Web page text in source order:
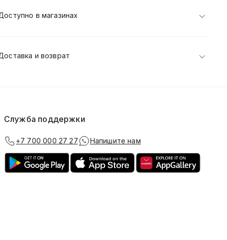
в магазинах
и возврат
Служба поддержки
+7 700 000 27 27 Напишите нам